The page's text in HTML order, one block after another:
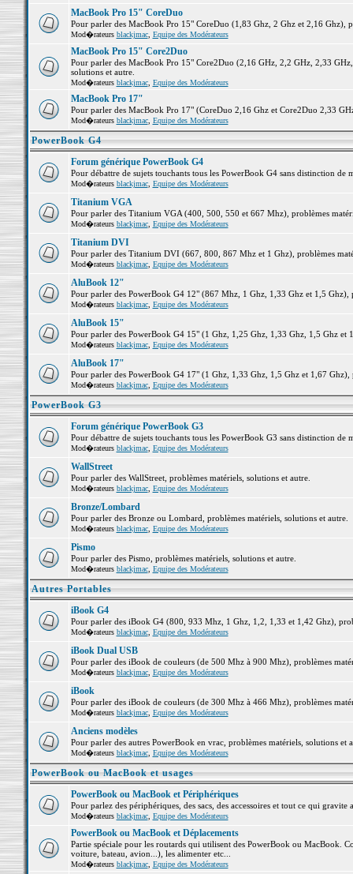
MacBook Pro 15" CoreDuo
Pour parler des MacBook Pro 15" CoreDuo (1,83 Ghz, 2 Ghz et 2,16 Ghz),
Mod�rateurs blackjmac, Equipe des Modérateurs
MacBook Pro 15" Core2Duo
Pour parler des MacBook Pro 15" Core2Duo (2,16 GHz, 2,2 GHz, 2,33
solutions et autre.
Mod�rateurs blackjmac, Equipe des Modérateurs
MacBook Pro 17"
Pour parler des MacBook Pro 17" (CoreDuo 2,16 Ghz et Core2Duo 2,33
Mod�rateurs blackjmac, Equipe des Modérateurs
PowerBook G4
Forum générique PowerBook G4
Pour débattre de sujets touchants tous les PowerBook G4 sans distinction de
Mod�rateurs blackjmac, Equipe des Modérateurs
Titanium VGA
Pour parler des Titanium VGA (400, 500, 550 et 667 Mhz), problèmes
Mod�rateurs blackjmac, Equipe des Modérateurs
Titanium DVI
Pour parler des Titanium DVI (667, 800, 867 Mhz et 1 Ghz), problèmes
Mod�rateurs blackjmac, Equipe des Modérateurs
AluBook 12"
Pour parler des PowerBook G4 12" (867 Mhz, 1 Ghz, 1,33 Ghz et 1,5 Ghz),
Mod�rateurs blackjmac, Equipe des Modérateurs
AluBook 15"
Pour parler des PowerBook G4 15" (1 Ghz, 1,25 Ghz, 1,33 Ghz, 1,5 Ghz et
Mod�rateurs blackjmac, Equipe des Modérateurs
AluBook 17"
Pour parler des PowerBook G4 17" (1 Ghz, 1,33 Ghz, 1,5 Ghz et 1,67 Ghz),
Mod�rateurs blackjmac, Equipe des Modérateurs
PowerBook G3
Forum générique PowerBook G3
Pour débattre de sujets touchants tous les PowerBook G3 sans distinction de
Mod�rateurs blackjmac, Equipe des Modérateurs
WallStreet
Pour parler des WallStreet, problèmes matériels, solutions et autre.
Mod�rateurs blackjmac, Equipe des Modérateurs
Bronze/Lombard
Pour parler des Bronze ou Lombard, problèmes matériels, solutions et autre.
Mod�rateurs blackjmac, Equipe des Modérateurs
Pismo
Pour parler des Pismo, problèmes matériels, solutions et autre.
Mod�rateurs blackjmac, Equipe des Modérateurs
Autres Portables
iBook G4
Pour parler des iBook G4 (800, 933 Mhz, 1 Ghz, 1,2, 1,33 et 1,42 Ghz),
Mod�rateurs blackjmac, Equipe des Modérateurs
iBook Dual USB
Pour parler des iBook de couleurs (de 500 Mhz à 900 Mhz), problèmes
Mod�rateurs blackjmac, Equipe des Modérateurs
iBook
Pour parler des iBook de couleurs (de 300 Mhz à 466 Mhz), problèmes
Mod�rateurs blackjmac, Equipe des Modérateurs
Anciens modèles
Pour parler des autres PowerBook en vrac, problèmes matériels, solutions et
Mod�rateurs blackjmac, Equipe des Modérateurs
PowerBook ou MacBook et usages
PowerBook ou MacBook et Périphériques
Pour parlez des périphériques, des sacs, des accessoires et tout ce qui
Mod�rateurs blackjmac, Equipe des Modérateurs
PowerBook ou MacBook et Déplacements
Partie spéciale pour les routards qui utilisent des PowerBook ou MacBook.
voiture, bateau, avion...), les alimenter etc...
Mod�rateurs blackjmac, Equipe des Modérateurs